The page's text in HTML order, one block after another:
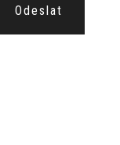
Odeslat